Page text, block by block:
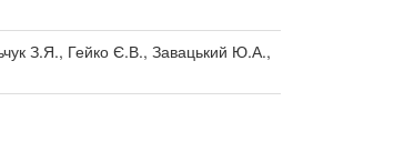
З.Я., Гейко Є.В., Завацький Ю.А.,